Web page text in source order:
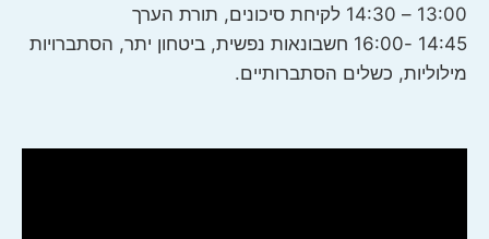
13:00 – 14:30 לקיחת סיכונים, תורת הערך
14:45 -16:00 חשבונאות נפשית, ביטחון יתר, הסתברויות
מילוליות, כשלים הסתברותיים.